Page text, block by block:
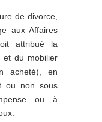
de divorce,
aux Affaires
attribué la
et du mobilier
acheté), en
ou non sous
ou à